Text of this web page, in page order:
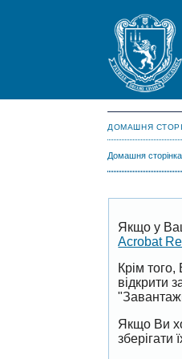
ДОМАШНЯ
Домашня сторінка
Якщо у
Acrobat
Крім
відкрити
Якщо Ви